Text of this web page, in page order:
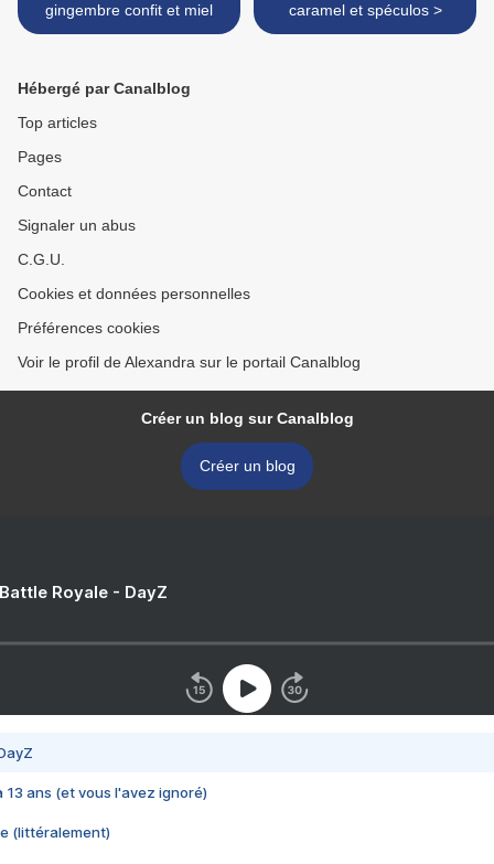
gingembre confit et miel
caramel et spéculos >
Hébergé par Canalblog
Top articles
Pages
Contact
Signaler un abus
C.G.U.
Cookies et données personnelles
Préférences cookies
Voir le profil de Alexandra sur le portail Canalblog
Créer un blog sur Canalblog
Créer un blog
Royale - DayZ
13 ans (et vous l'avez ignoré)
(littéralement)